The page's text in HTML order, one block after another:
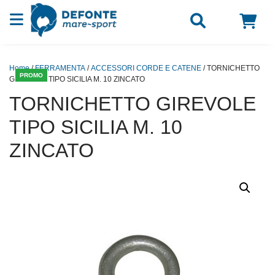
Vai al contenuto
PROMO
Home/FERRAMENTA /ACCESSORI CORDE E CATENE / TORNICHETTO
GIREVOLE TIPO SICILIA M. 10 ZINCATO
TORNICHETTO GIREVOLE
TIPO SICILIA M. 10
ZINCATO